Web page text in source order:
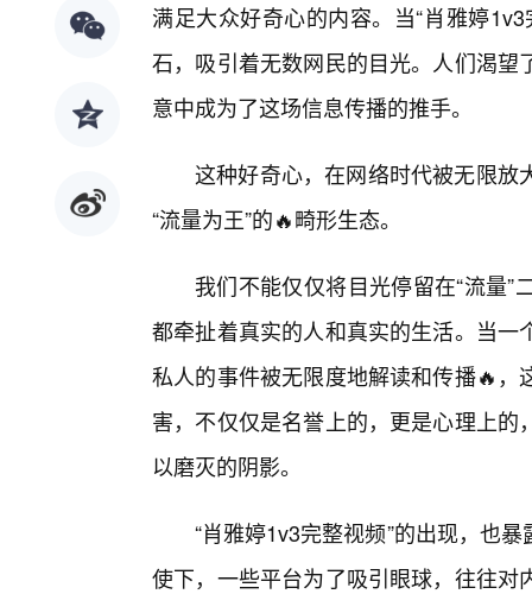
满足大众好奇心的内容。当“肖雅婷
石，吸引着无数网民的目光。人们渴
意中成为了这场信息传播的推手。
这种好奇心，在网络时代被无限放
“流量为王”的🔥畸形生态。
我们不能仅仅将目光停留在“流量
都牵扯着真实的人和真实的生活。当
私人的事件被无限度地解读和传播🔥
害，不仅仅是名誉上的，更是心理上
以磨灭的阴影。
“肖雅婷1v3完整视频”的出现，也
使下，一些平台为了吸引眼球，往往